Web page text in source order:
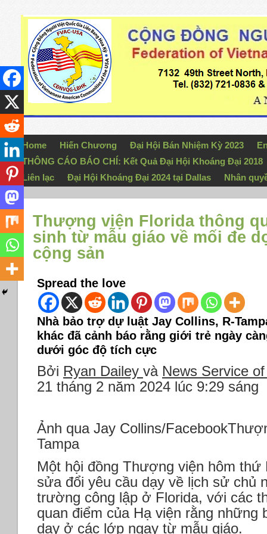
Home Hiến Chương Đại Hội Bán Nhiệm Kỳ 2023
THÔNG CÁO BÁO CHÍ: Kết Quả Đại Hội Khoáng Đại 2018
Liên lạc
Đại Hội Khoáng Đại 2024 tại Dallas Nhân
Thượng viện Florida thông
sinh từ mẫu giáo về mối đe
cộng sản
Spread the love
Nhà bảo trợ dự luật Jay Collins, R-
khác đã cảnh báo rằng giới trẻ ngày
dưới góc độ tích cực
Bởi Ryan Dailey và News Service
21 tháng 2 năm 2024 lúc 9:29 sáng
Ảnh qua Jay Collins/
Tampa
Một hội đồng Thượng viện hôm thứ
sửa đổi yêu cầu dạy về lịch sử chủ
trường công lập ở Florida, với các
quan điểm của Hạ viện rằng
dạy ở các lớp ngay từ mẫu giáo.